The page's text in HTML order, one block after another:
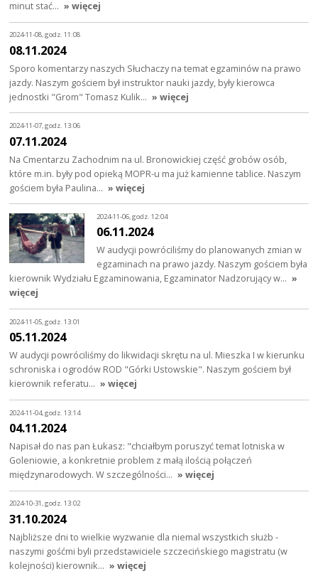
minut stać… » więcej
2024-11-08, godz. 11:08
08.11.2024
Sporo komentarzy naszych Słuchaczy na temat egzaminów na prawo
jazdy. Naszym gościem był instruktor nauki jazdy, były kierowca
jednostki "Grom" Tomasz Kulik… » więcej
2024-11-07, godz. 13:06
07.11.2024
Na Cmentarzu Zachodnim na ul. Bronowickiej część grobów osób,
które m.in. były pod opieką MOPR-u ma już kamienne tablice. Naszym
gościem była Paulina… » więcej
2024-11-06, godz. 12:04
06.11.2024
W audycji powróciliśmy do planowanych zmian w
egzaminach na prawo jazdy. Naszym gościem była
kierownik Wydziału Egzaminowania, Egzaminator Nadzorujący w… »
więcej
2024-11-05, godz. 13:01
05.11.2024
W audycji powróciliśmy do likwidacji skrętu na ul. Mieszka I w kierunku
schroniska i ogrodów ROD "Górki Ustowskie". Naszym gościem był
kierownik referatu… » więcej
2024-11-04, godz. 13:14
04.11.2024
Napisał do nas pan Łukasz: "chciałbym poruszyć temat lotniska w
Goleniowie, a konkretnie problem z małą ilością połączeń
międzynarodowych. W szczególności… » więcej
2024-10-31, godz. 13:02
31.10.2024
Najbliższe dni to wielkie wyzwanie dla niemal wszystkich służb -
naszymi gośćmi byli przedstawiciele szczecińskiego magistratu (w
kolejności) kierownik… » więcej